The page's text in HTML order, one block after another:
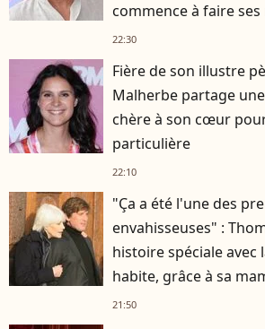
commence à faire ses
22:30
Fière de son illustre
Malherbe partage
chère à son cœur
particulière
22:10
"Ça a été l'une des
envahisseuses" :
histoire spéciale avec
habite, grâce à sa
Hardy
21:50